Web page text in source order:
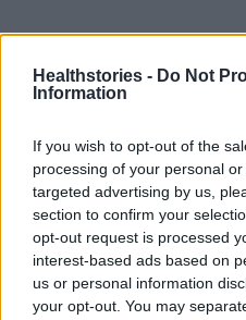
Healthstories - Do Not
Information
If you wish to opt-out of the
processing of your personal
targeted advertising by us,
section to confirm your
opt-out request is processed
interest-based ads based on
us or personal information
your opt-out. You may
TAGS Greek Economic Summit
HS